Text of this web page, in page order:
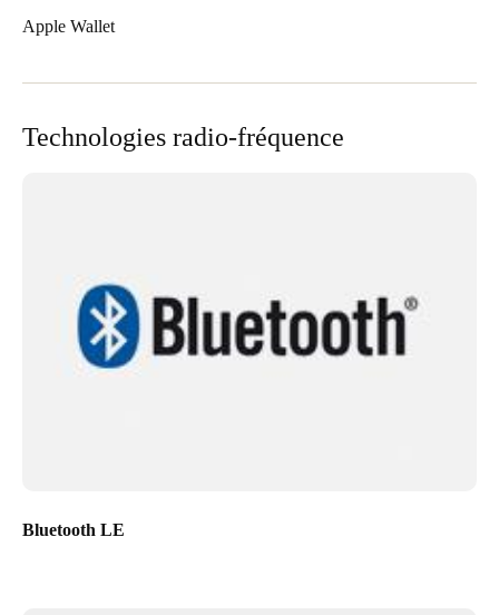
Apple Wallet
Technologies radio-fréquence
Bluetooth LE